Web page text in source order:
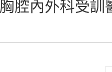
腔內外科受